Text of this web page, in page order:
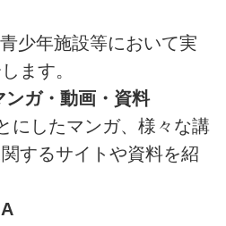
少年施設等において実
ます。
ンガ・動画・資料
にしたマンガ、様々な講
するサイトや資料を紹